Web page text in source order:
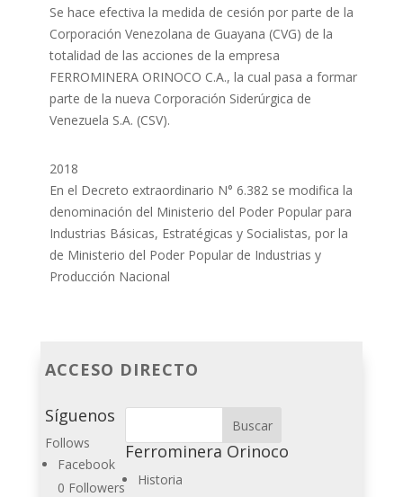
Se hace efectiva la medida de cesión por parte de la
Corporación Venezolana de Guayana (CVG) de la
totalidad de las acciones de la empresa
FERROMINERA ORINOCO C.A., la cual pasa a formar
parte de la nueva Corporación Siderúrgica de
Venezuela S.A. (CSV).
2018
En el Decreto extraordinario N° 6.382 se modifica la
denominación del Ministerio del Poder Popular para
Industrias Básicas, Estratégicas y Socialistas, por la
de Ministerio del Poder Popular de Industrias y
Producción Nacional
ACCESO DIRECTO
Síguenos
Follows
Facebook
0 Followers
Ferrominera Orinoco
Historia